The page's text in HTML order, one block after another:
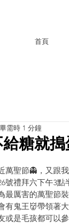
首頁
糖就
需時 1 分鐘
萬聖節👻，又跟
號禮拜六下午3
最厲害的萬聖節
有鬼王👹帶領著
或是毛孩都可以